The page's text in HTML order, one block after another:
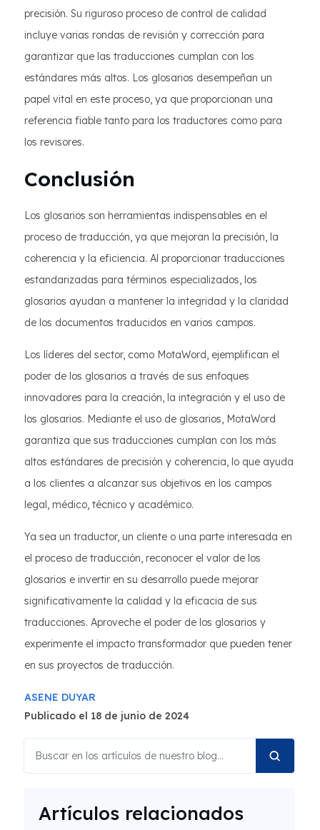
precisión. Su riguroso proceso de control de calidad
incluye varias rondas de revisión y corrección para
garantizar que las traducciones cumplan con los
estándares más altos. Los glosarios desempeñan un
papel vital en este proceso, ya que proporcionan una
referencia fiable tanto para los traductores como para
los revisores.
Conclusión
Los glosarios son herramientas indispensables en el
proceso de traducción, ya que mejoran la precisión, la
coherencia y la eficiencia. Al proporcionar traducciones
estandarizadas para términos especializados, los
glosarios ayudan a mantener la integridad y la claridad
de los documentos traducidos en varios campos.
Los líderes del sector, como MotaWord, ejemplifican el
poder de los glosarios a través de sus enfoques
innovadores para la creación, la integración y el uso de
los glosarios. Mediante el uso de glosarios, MotaWord
garantiza que sus traducciones cumplan con los más
altos estándares de precisión y coherencia, lo que ayuda
a los clientes a alcanzar sus objetivos en los campos
legal, médico, técnico y académico.
Ya sea un traductor, un cliente o una parte interesada en
el proceso de traducción, reconocer el valor de los
glosarios e invertir en su desarrollo puede mejorar
significativamente la calidad y la eficacia de sus
traducciones. Aproveche el poder de los glosarios y
experimente el impacto transformador que pueden tener
en sus proyectos de traducción.
ASENE DUYAR
Publicado el 18 de junio de 2024
Artículos relacionados